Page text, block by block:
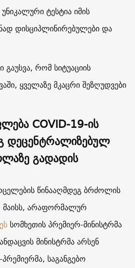
ტესტია იმის
დისციპლინირებულები და
გაუსვა, რომ სიტუაციის
ყველაზე მკაცრი შეზღუდვები
COVID-19-ის
დეცენტრალიზებულ
გადადის
წინააღმდეგ ბრძოლის
მაისს, არაფორმალურ
სომხეთის პრემიერ-მინისტრმა
მინისტრმა არსენ
საგანგებო